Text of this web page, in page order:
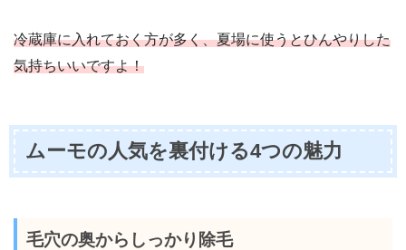
冷蔵庫に入れておく方が多く、夏場に使うとひんやりした
気持ちいいですよ！
ムーモの人気を裏付ける4つの魅力
毛穴の奥からしっかり除毛